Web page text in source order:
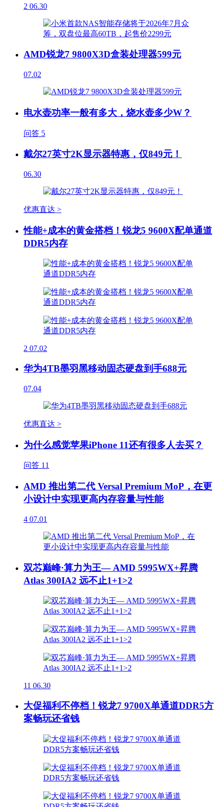
2 06.30
AMD锐龙7 9800X3D盒装处理器599元
07.02
电水壶功率一般有多大，烧水壶多少W？
问答 5
戴尔27英寸2K显示器特惠，仅849元！
06.30
优惠直达 >
性能+成本的黄金搭档！锐龙5 9600X配单通道
DDR5内存
2 07.02
华为4TB墨羽黑移动固态硬盘到手688元
07.04
优惠直达 >
为什么感觉苹果iPhone 11还有很多人去买？
问答 11
AMD 推出第二代 Versal Premium MoP，在更
小设计中实现更高内存容量与性能
4 07.01
双芯巅峰·算力为王— AMD 5995WX+昇腾
Atlas 300IA2 远不止1+1>2
11 06.30
大促福利不停档！锐龙7 9700X单通道DDR5方
案畅玩还省钱